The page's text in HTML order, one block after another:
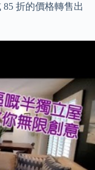
折的價格轉售出